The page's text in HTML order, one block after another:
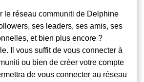
le réseau communiti de Delphine
ses leaders, ses amis, ses
et bien plus encore ?
Il vous suffit de vous connecter à
ou bien de créer votre compte
de vous connecter au réseau